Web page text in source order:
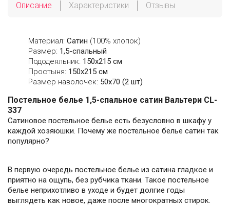
Описание Характеристики Отзывы
Материал: Сатин (100% хлопок)
Размер: 1,5-спальный
Пододеяльник: 150х215 см
Простыня: 150х215 см
Размер наволочек: 50x70 (2 шт)
Постельное белье 1,5-спальное сатин Вальтери CL-
337
Сатиновое постельное белье есть безусловно в шкафу у
каждой хозяюшки. Почему же постельное белье сатин так
популярно?
В первую очередь постельное белье из сатина гладкое и
приятно на ощупь, без рубчика ткани. Такое постельное
белье неприхотливо в уходе и будет долгие годы
выглядеть как новое, даже после многократных стирок.